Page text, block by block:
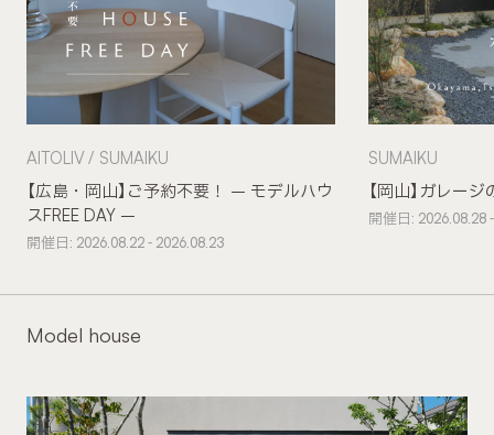
【広島・岡山】ご予約不要！ – モデルハウ
スFREE DAY –
AITOLIV SUMAIKU
開催日: 2026.08.22 - 2026.08.23
【岡山】ガレー
SUMAIKU
開催日: 2026.08.28
Model house